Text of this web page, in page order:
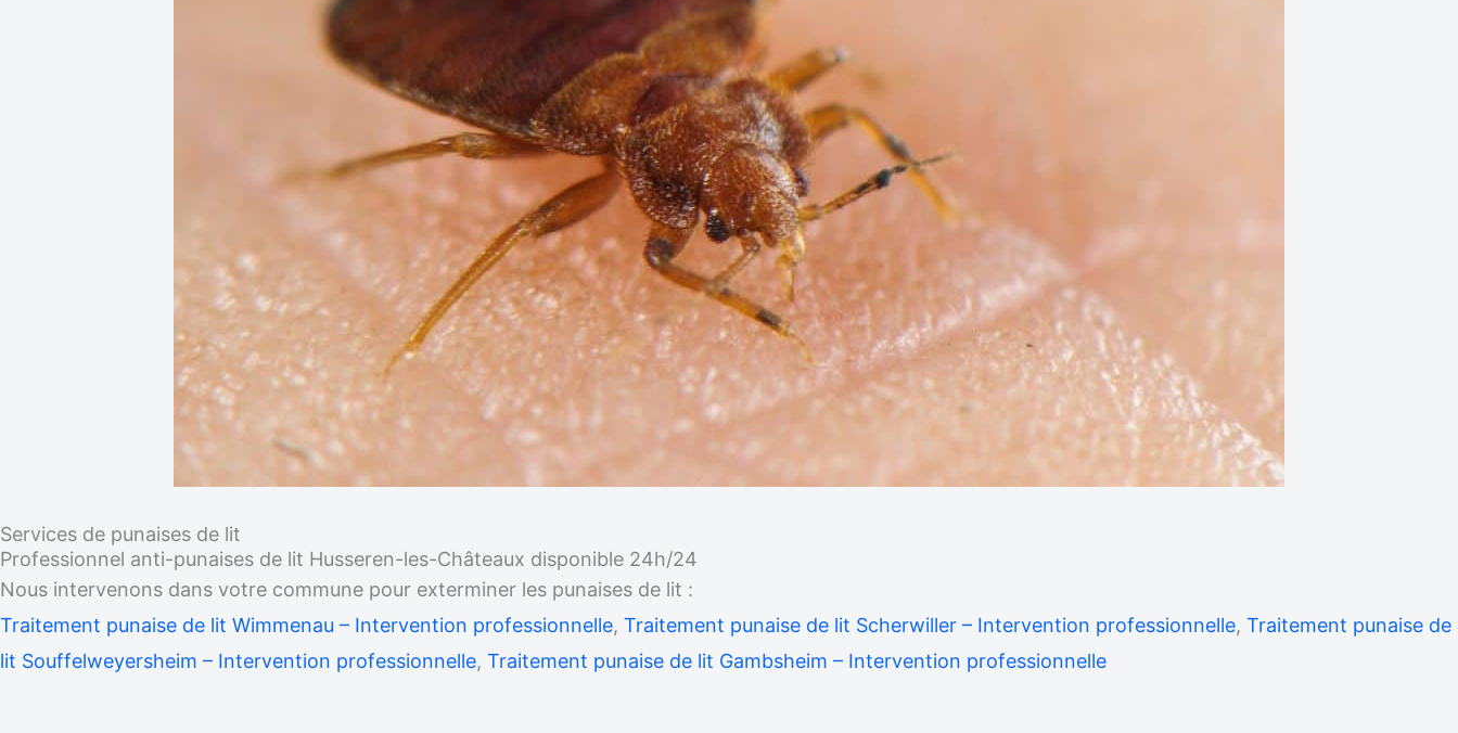
Services de punaises de lit
Professionnel anti-punaises de lit Husseren-les-Châteaux disponible 24h/24
Nous intervenons dans votre commune pour exterminer les punaises de lit :
Traitement punaise de lit Wimmenau – Intervention professionnelle, Traitement punaise de lit Scherwiller – Intervention professionnelle, Traitement punaise de
lit Souffelweyersheim – Intervention professionnelle, Traitement punaise de lit Gambsheim – Intervention professionnelle